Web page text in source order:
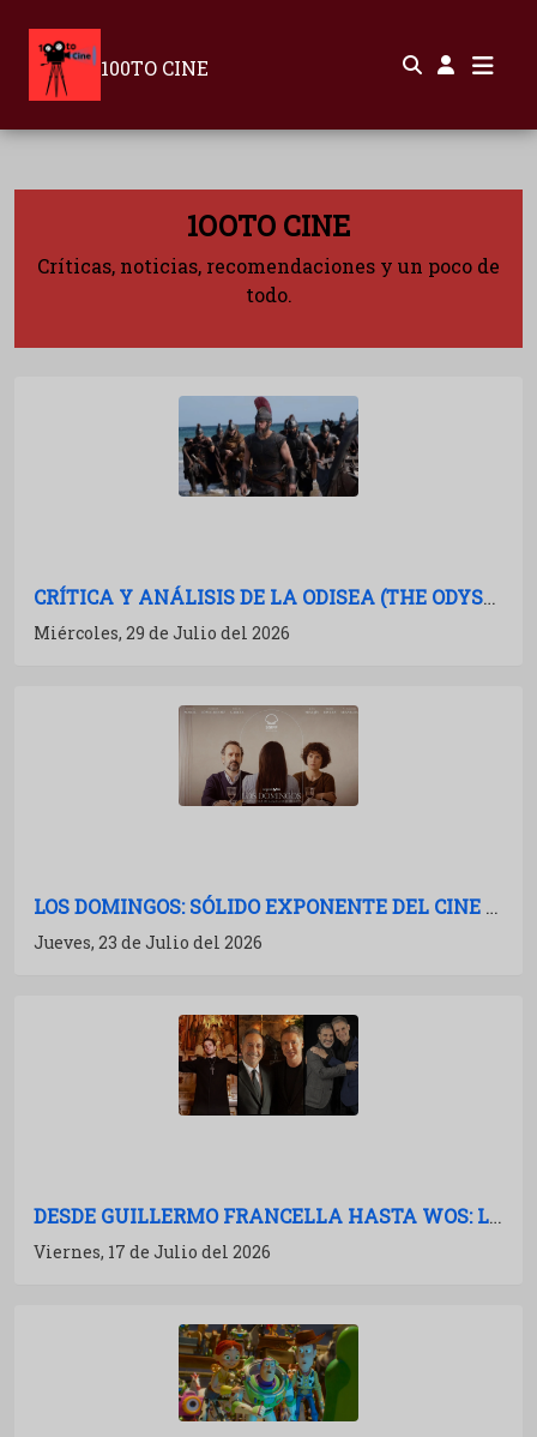
100TO CINE
1OOTO CINE
Críticas, noticias, recomendaciones y un poco de
todo.
CRÍTICA Y ANÁLISIS DE LA ODISEA (THE ODYSSEY): NOLAN A TODA POTENCIA
Miércoles, 29 de Julio del 2026
LOS DOMINGOS: SÓLIDO EXPONENTE DEL CINE ESPAÑOL
Jueves, 23 de Julio del 2026
DESDE GUILLERMO FRANCELLA HASTA WOS: LAS PELÍCULAS ARGENTINAS PARA 2027
Viernes, 17 de Julio del 2026